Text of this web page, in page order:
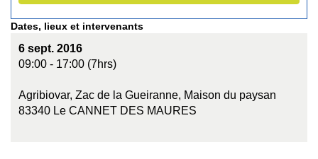
Dates, lieux et intervenants
6 sept. 2016
09:00 - 17:00 (7hrs)
Agribiovar, Zac de la Gueiranne, Maison du paysan
83340 Le CANNET DES MAURES